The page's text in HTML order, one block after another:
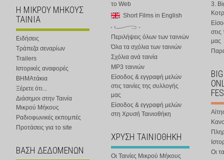
Η ΜΙΚΡΟΥ ΜΗΚΟΥΣ
ΤΑΙΝΙΑ
Ειδήσεις
Τράπεζα σεναρίων
Trailers
Ιστορικές αναφορές
ΒΗΜΑτάκια
Ξέρετε ότι...
Διάσημοι στην Ταινία
Μικρού Μήκους
Ραδιοφωνικές εκπομπές
Προτάσεις για το site
ΒΑΣΗ ΔΕΔΟΜΕΝΩΝ
το Web
Short Films in English
Περιλήψεις όλων των ταινιών
Όλα τα σχόλια των ταινιών
Σχόλια ανά ταινία
MP3 ταινιών
Είσοδος & εγγραφή μελών
στις ταινίες της συλλογής
μας
Είσοδος & εγγραφή μελών
στη Χρυσή Ταινιοθήκη
ΧΡΥΣΗ ΤΑΙΝΙΟΘΗΚΗ
Οι Ταινίες Μικρού Μήκους
3.
στις
μας
Οι